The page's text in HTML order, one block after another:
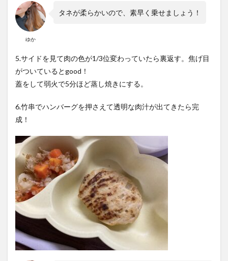
ゆか
タネが柔らかいので、素早く乗せましょう！
5.サイドを見て肉の色が1/3位変わっていたら裏返す。焦げ目
がついているとgood！
蓋をして弱火で5分ほど蒸し焼きにする。
6.竹串でハンバーグを押さえて透明な肉汁が出てきたら完
成！